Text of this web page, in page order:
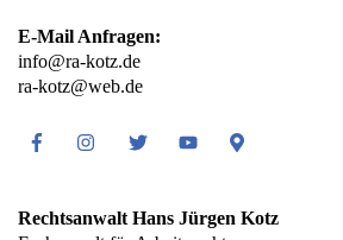
E-Mail Anfragen:
info@ra-kotz.de
ra-kotz@web.de
FacebookInstagramTwitter YoutubeGoogle
Rechtsanwalt Hans Jürgen Kotz